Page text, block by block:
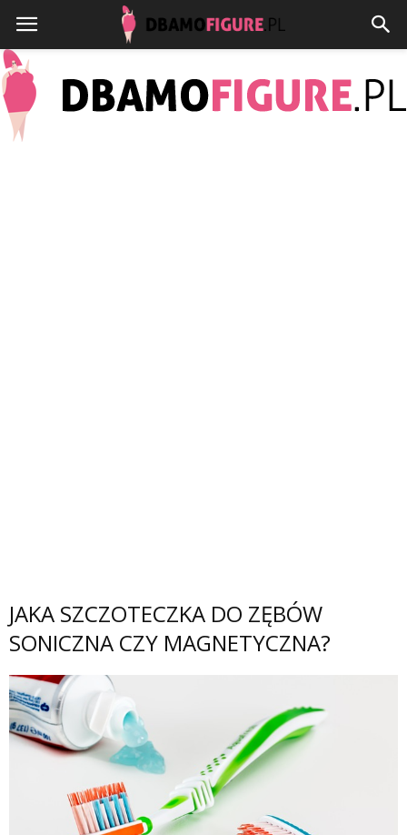
JAKA SZCZOTECZKA DO ZĘBÓW
SONICZNA CZY MAGNETYCZNA?